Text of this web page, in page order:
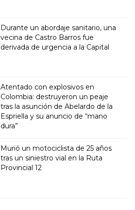
Durante un abordaje sanitario, una
vecina de Castro Barros fue
derivada de urgencia a la Capital
Atentado con explosivos en
Colombia: destruyeron un peaje
tras la asunción de Abelardo de la
Espriella y su anuncio de “mano
dura”
Murió un motociclista de 25 años
tras un siniestro vial en la Ruta
Provincial 12